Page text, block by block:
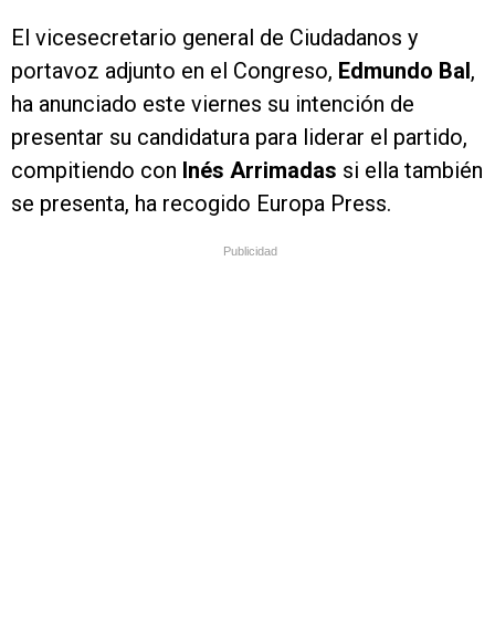
El vicesecretario general de Ciudadanos y
portavoz adjunto en el Congreso, Edmundo Bal,
ha anunciado este viernes su intención de
presentar su candidatura para liderar el partido,
compitiendo con Inés Arrimadas si ella también
se presenta, ha recogido Europa Press.
Publicidad